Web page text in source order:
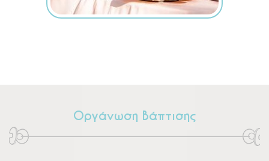
Οργάνωση Βάπτισης